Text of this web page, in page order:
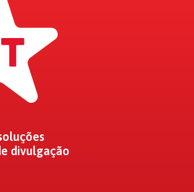
divulgação